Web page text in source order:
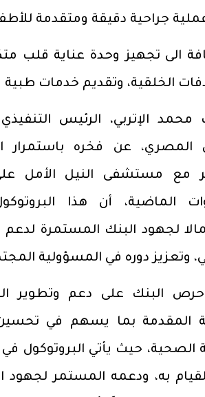
الى تجهيز وحدة عناية قلب
الخلقية، وتقديم خدمات
محمد الإتربي، الرئيس
المصري، عن فخره باستمرار
مع مستشفى النيل الأمل
الماضية، أن هذا
لجهود البنك المستمرة لدعم
وتعزيز دوره في المسؤولية
حرص البنك على دعم وتطوير
المقدمة بما يسهم في
الصحية، حيث يأتي البروتوكول
به، ودعمه المستمر